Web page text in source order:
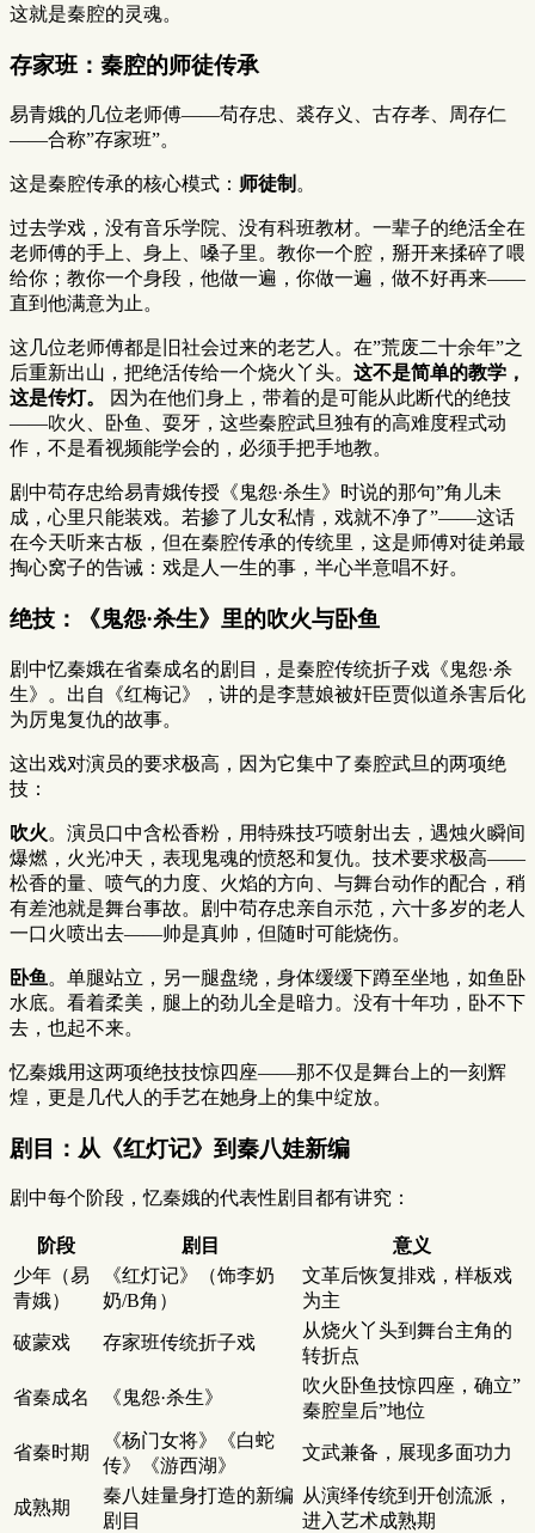
这就是秦腔的灵魂。
存家班：秦腔的师徒传承
易青娥的几位老师傅——苟存忠、裘存义、古存孝、周存仁
——合称”存家班”。
这是秦腔传承的核心模式： 师徒制 。
过去学戏，没有音乐学院、没有科班教材。一辈子的绝活全在
老师傅的手上、身上、嗓子里。教你一个腔，掰开来揉碎了喂
给你；教你一个身段，他做一遍，你做一遍，做不好再来——
直到他满意为止。
这几位老师傅都是旧社会过来的老艺人。在”荒废二十余年”之
后重新出山，把绝活传给一个烧火丫头。 这不是简单的教学，
这是传灯。
因为在他们身上，带着的是可能从此断代的绝技
——吹火、卧鱼、耍牙，这些秦腔武旦独有的高难度程式动
作，不是看视频能学会的，必须手把手地教。
剧中苟存忠给易青娥传授《鬼怨·杀生》时说的那句”角儿未
成，心里只能装戏。若掺了儿女私情，戏就不净了”——这话
在今天听来古板，但在秦腔传承的传统里，这是师傅对徒弟最
掏心窝子的告诫：戏是人一生的事，半心半意唱不好。
绝技：《鬼怨·杀生》里的吹火与卧鱼
剧中忆秦娥在省秦成名的剧目，是秦腔传统折子戏《鬼怨·杀
生》。出自《红梅记》，讲的是李慧娘被奸臣贾似道杀害后化
为厉鬼复仇的故事。
这出戏对演员的要求极高，因为它集中了秦腔武旦的两项绝
技：
吹火。演员口中含松香粉，用特殊技巧喷射出去，遇烛火瞬间
爆燃，火光冲天，表现鬼魂的愤怒和复仇。技术要求极高——
松香的量、喷气的力度、火焰的方向、与舞台动作的配合，稍
有差池就是舞台事故。剧中苟存忠亲自示范，六十多岁的老人
一口火喷出去——帅是真帅，但随时可能烧伤。
卧鱼 。单腿站立，另一腿盘绕，身体缓缓下蹲至坐地，如鱼卧
水底。看着柔美，腿上的劲儿全是暗力。没有十年功，卧不下
去，也起不来。
忆秦娥用这两项绝技技惊四座——那不仅是舞台上的一刻辉
煌，更是几代人的手艺在她身上的集中绽放。
剧目：从《红灯记》到秦八娃新编
剧中每个阶段，忆秦娥的代表性剧目都有讲究：
阶段 剧目
意义
少年（易
青娥）
《红灯记》（饰李奶
奶/B角）
文革后恢复排戏，样板戏
为主
破蒙戏 存家班传统折子戏
从烧火丫头到舞台主角的
转折点
省秦成名 《鬼怨·杀生》
吹火卧鱼技惊四座，确立”
秦腔皇后”地位
省秦时期
《杨门女将》《白蛇
传》《游西湖》
文武兼备，展现多面功力
成熟期
秦八娃量身打造的新编
剧目
从演绎传统到开创流派，
进入艺术成熟期